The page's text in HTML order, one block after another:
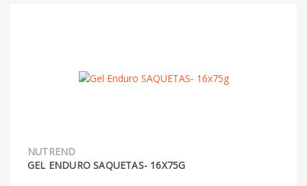
NUTREND
GEL ENDURO SAQUETAS- 16X75G